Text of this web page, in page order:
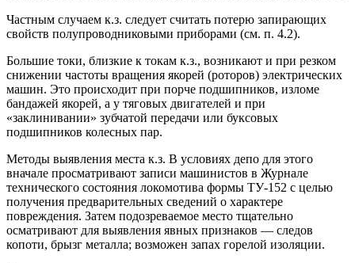
Частным случаем к.з. следует считать потерю запирающих
свойств полупроводниковыми приборами (см. п. 4.2).
Большие токи, близкие к токам к.з., возникают и при резком
снижении частоты вращения якорей (роторов) электрических
машин. Это происходит при порче подшипников, изломе
бандажей якорей, а у тяговых двигателей и при
«заклинивании» зубчатой передачи или буксовых
подшипников колесных пар.
Методы выявления места к.з. В условиях депо для этого
вначале просматривают записи машинистов в Журнале
технического состояния локомотива формы ТУ-152 с целью
получения предварительных сведений о характере
повреждения. Затем подозреваемое место тщательно
осматривают для выявления явных признаков — следов
копоти, брызг металла; возможен запах горелой изоляции.